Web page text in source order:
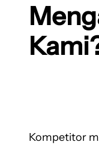
Kompetitor